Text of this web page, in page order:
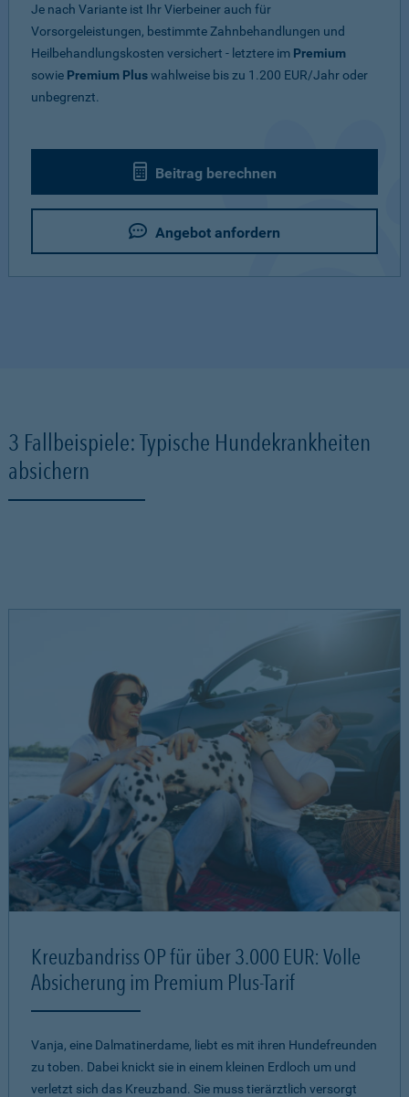
Je nach Variante ist Ihr Vierbeiner auch für
Vorsorgeleistungen, bestimmte Zahnbehandlungen und
Heilbehandlungskosten versichert - letztere im Premium
sowie Premium Pluswahlweise bis zu 1.200 EUR/Jahr oder
unbegrenzt.
Beitrag berechnen
Angebot anfordern
3 Fallbeispiele: Typische Hundekrankheiten
absichern
Kreuzbandriss OP für über 3.000 EUR: Volle
Absicherung im Premium Plus-Tarif
Vanja, eine Dalmatinerdame, liebt es mit ihren Hundefreunden
zu toben. Dabei knickt sie in einem kleinen Erdloch um und
verletzt sich das Kreuzband. Sie muss tierärztlich versorgt